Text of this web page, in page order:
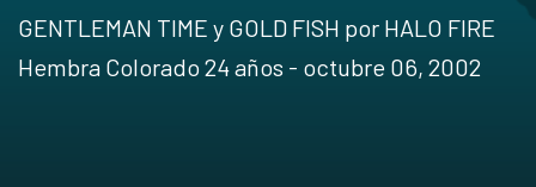
GENTLEMAN TIME y GOLD FISH por HALO FIRE
Hembra Colorado 24 años - octubre 06, 2002